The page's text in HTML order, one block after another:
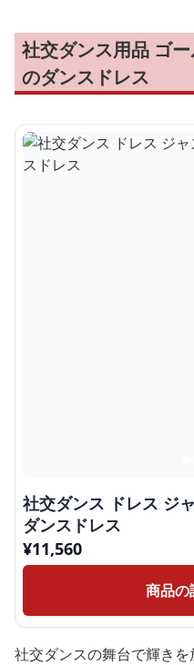
社交ダンス用品 ゴ
のダンスドレス
社交ダンス ドレス ジ
ダンスドレス
¥11,560
商品の
社交ダンスの舞台で輝き